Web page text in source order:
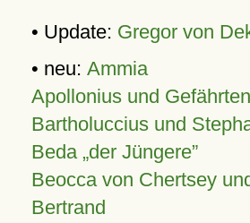
• Update: Gregor von
• neu: Ammia
Apollonius und Gefährten
Bartholuccius und
Beda „der Jüngere”
Beocca von Chertsey
Bertrand